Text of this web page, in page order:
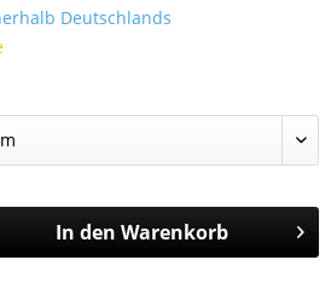
Deutschlands
In den Warenkorb